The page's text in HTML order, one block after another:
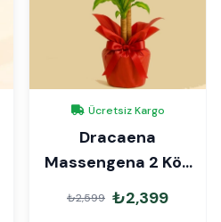
Ücretsiz Kargo
Dracaena
Massengena 2 Kök
90cm Hediye Paketli
₺2,599 ₺2,399